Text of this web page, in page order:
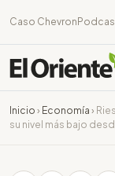
Caso Chevron
Inicio › Economía ›
su nivel más bajo